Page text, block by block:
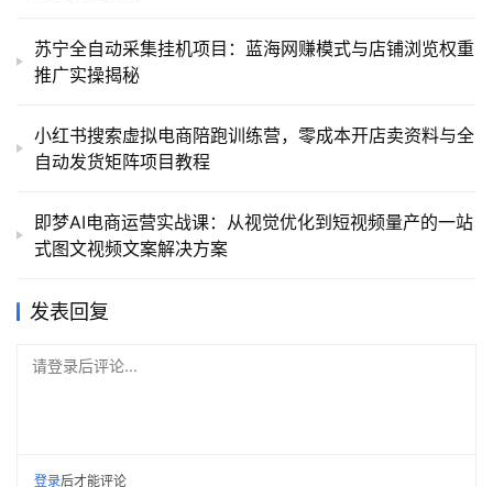
苏宁全自动采集挂机项目：蓝海网赚模式与店铺浏览权重
推广实操揭秘
小红书搜索虚拟电商陪跑训练营，零成本开店卖资料与全
自动发货矩阵项目教程
即梦AI电商运营实战课：从视觉优化到短视频量产的一站
式图文视频文案解决方案
发表回复
请登录后评论...
登录后才能评论